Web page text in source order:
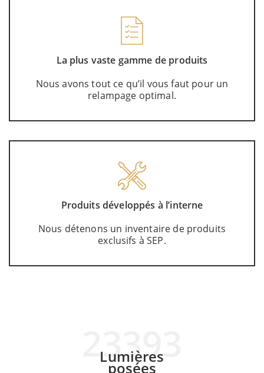
La plus vaste gamme de produits
Nous avons tout ce qu’il vous faut pour un
relampage optimal.
Produits développés à l’interne
Nous détenons un inventaire de produits
exclusifs à SEP.
25591
Lumières
posées